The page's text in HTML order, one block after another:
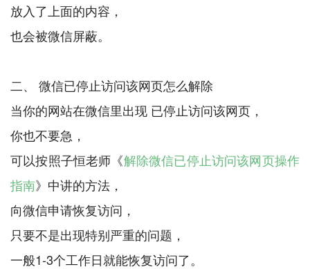
放入了上面的内容，
也会被微信屏蔽。
二、 微信已停止访问该网页怎么解除
当你的网站在微信里出现 已停止访问该网页，
你也不要急，
可以按照子恒老师《解除微信已停止访问该网页操作
指南》中讲的方法，
向微信申请恢复访问，
只要不是出现特别严重的问题，
一般1-3个工作日就能恢复访问了。